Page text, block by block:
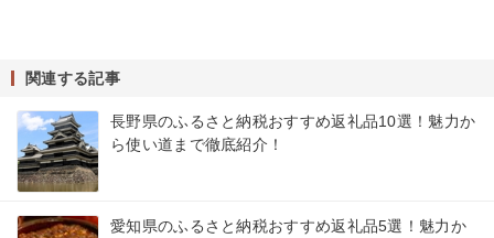
関連する記事
長野県のふるさと納税おすすめ返礼品10選！魅力か
ら使い道まで徹底紹介！
愛知県のふるさと納税おすすめ返礼品5選！魅力か